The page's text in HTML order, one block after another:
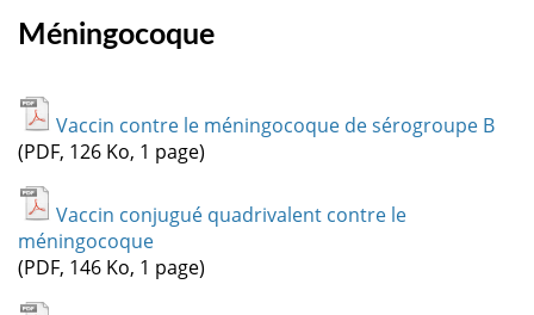
Méningocoque
Vaccin contre le méningocoque de sérogroupe B
(PDF, 126 Ko, 1 page)
Vaccin conjugué quadrivalent contre le
méningocoque
(PDF, 146 Ko, 1 page)